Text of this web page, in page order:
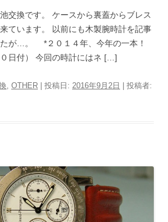
交換です。 ケースから裏蓋からブレス
ています。 以前にも木製腕時計を記事
たが…。 *２０１４年、今年の一本！
０日付） 今回の時計にはネ […]
, OTHER | 投稿日: 2016年9月2日
投稿者: